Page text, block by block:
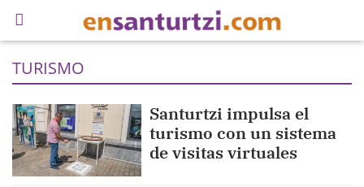
TURISMO
Santurtzi impulsa el
turismo con un sistema
de visitas virtuales